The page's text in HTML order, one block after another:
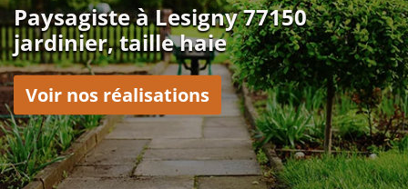
Paysagiste à Lesigny 77150
jardinier, taille haie
Voir nos réalisations